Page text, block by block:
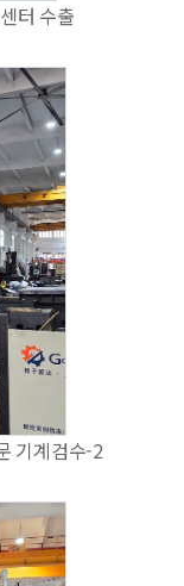
터 수출
기계검수-2